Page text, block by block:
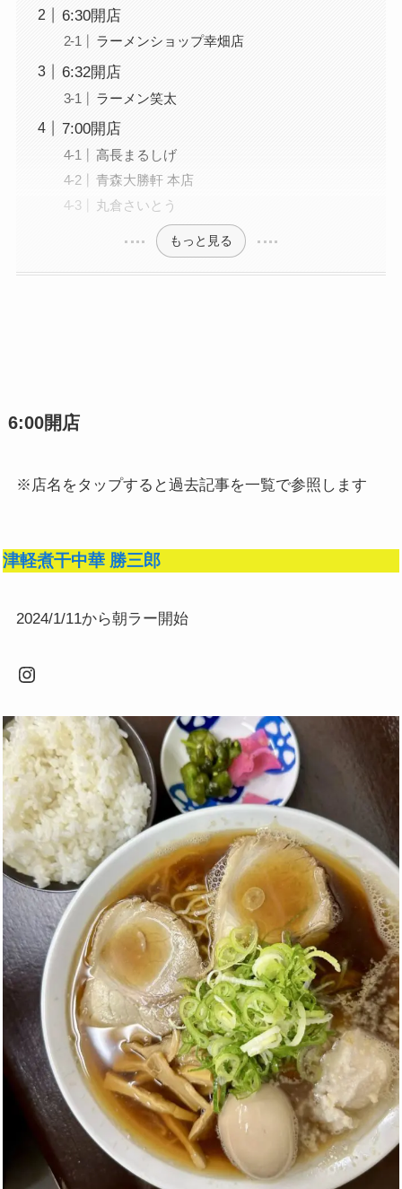
6:30開店
ラーメンショップ幸畑店
6:32開店
ラーメン笑太
7:00開店
高長まるしげ
青森大勝軒 本店
丸倉さいとう
もっと見る
6:00開店
※店名をタップすると過去記事を一覧で参照します
津軽煮干中華 勝三郎
2024/1/11から朝ラー開始
Instagram